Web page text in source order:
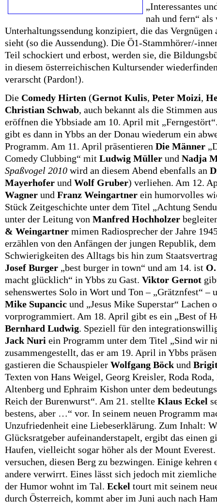
„Interessantes
nah und fern“
Unterhaltungssendung konzipiert, die das Vergnügen
sieht (so die Aussendung). Die Ö1-Stammhörer/-
Teil schockiert und erbost, werden sie, die
in diesem österreichischen Kultursender
verarscht (Pardon!).
Die Comedy Hirten (Gernot Kulis, Peter Moizi,
Christian Schwab, auch bekannt als die Stimmen
eröffnen die Ybbsiade am 10. April mit
gibt es dann in Ybbs an der Donau wiederum ein
Programm. Am 11. April präsentieren Die Männer
Comedy Clubbing“ mit Ludwig Müller und Nadja
Spaßvogel 2010 wird an diesem Abend ebenfalls an
Mayerhofer und Wolf Gruber) verliehen. Am 12.
Wagner und Franz Weingartner ein humorvolles
Stück Zeitgeschichte unter dem Titel „Achtung
unter der Leitung von Manfred Hochholzer
& Weingartner mimen Radiosprecher der Jahre
erzählen von den Anfängen der jungen Republik,
Schwierigkeiten des Alltags bis hin zum
Josef Burger „best burger in town“ und am 14. ist
macht glücklich“ in Ybbs zu Gast. Viktor Gernot
sehenswertes Solo in Wort und Ton – „Grätznfest“ –
Mike Supancic und „Jesus Mike Superstar“ Lachen
vorprogrammiert. Am 18. April gibt es ein „Best of
Bernhard Ludwig. Speziell für den
Jack Nuri ein Programm unter dem Titel „Sind wir
zusammengestellt, das er am 19. April in Ybbs
gastieren die Schauspieler Wolfgang Böck und
Texten von Hans Weigel, Georg Kreisler, Roda
Altenberg und Ephraim Kishon unter dem
Reich der Burenwurst“. Am 21. stellte Klaus Eckel
bestens, aber …“ vor. In seinem neuen Programm
Unzufriedenheit eine Liebeserklärung. Zum Inhalt:
Glücksratgeber aufeinanderstapelt, ergibt das einen
Haufen, vielleicht sogar höher als der Mount
versuchen, diesen Berg zu bezwingen. Einige kehren
andere verwirrt. Eines lässt sich jedoch mit
der Humor wohnt im Tal. Eckel tourt mit seinem
durch Österreich, kommt aber im Juni auch nach